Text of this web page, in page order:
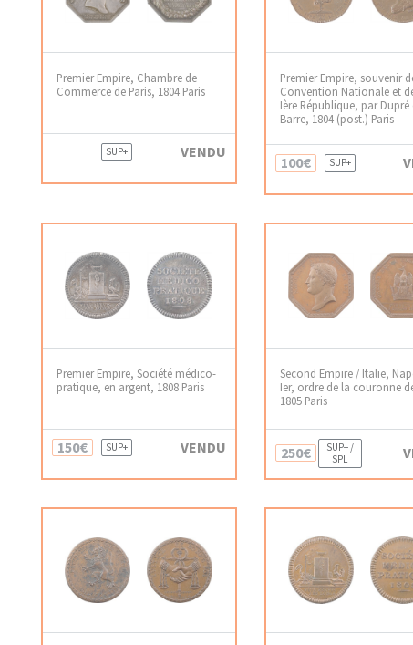
Premier Empire, Chambre de
Commerce de Paris, 1804 Paris
SUP+ VENDU
Premier Empire, souvenir
Convention Nationale et
Ière République, par Dupré
Barre, 1804 (post.) Paris
100€ SUP+
Premier Empire, Société médico-
pratique, en argent, 1808 Paris
150€ SUP+ VENDU
Second Empire / Italie,
Ier, ordre de la couronne
1805 Paris
250€
SUP+ /
SPL